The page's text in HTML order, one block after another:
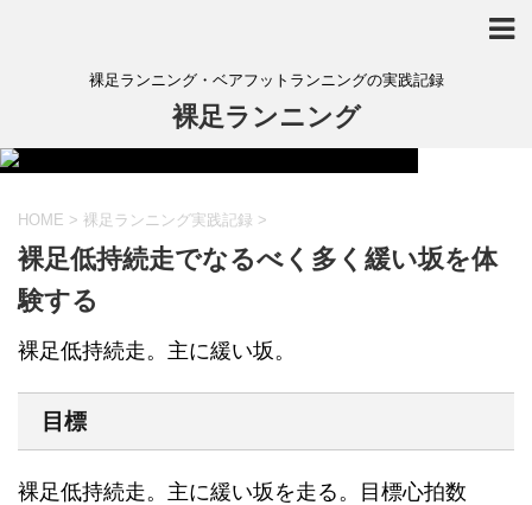
裸足ランニング・ベアフットランニングの実践記録
裸足ランニング
HOME > 裸足ランニング実践記録 >
裸足低持続走でなるべく多く緩い坂を体
験する
裸足低持続走。主に緩い坂。
目標
裸足低持続走。主に緩い坂を走る。目標心拍数